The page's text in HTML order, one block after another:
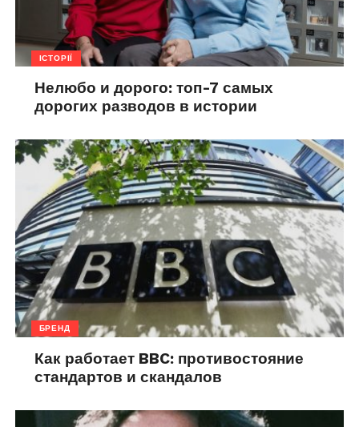
ІСТОРІЇ
Нелюбо и дорого: топ-7 самых
дорогих разводов в истории
БРЕНД
Как работает BBC: противостояние
стандартов и скандалов